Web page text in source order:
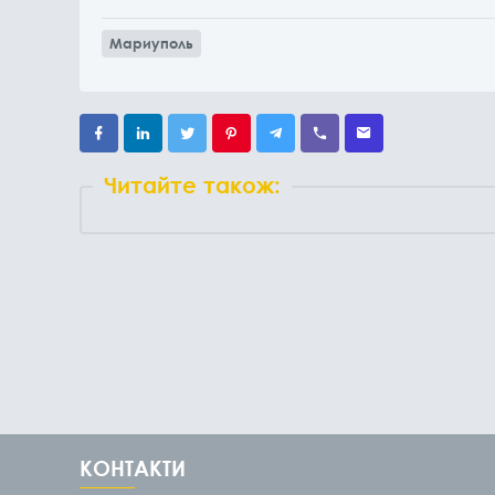
Мариуполь
Читайте також:
КОНТАКТИ